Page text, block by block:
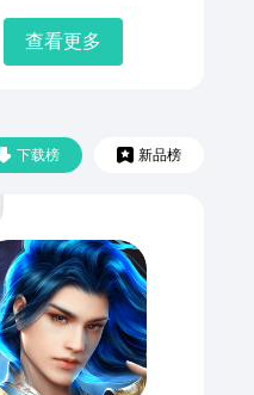
查看更多
下载榜 新品榜